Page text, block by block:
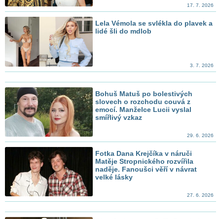
17. 7. 2026
Lela Vémola se svlékla do plavek a
lidé šli do mdlob
3. 7. 2026
Bohuš Matuš po bolestivých
slovech o rozchodu couvá z
emocí. Manželce Lucii vyslal
smířlivý vzkaz
29. 6. 2026
Fotka Dana Krejčíka v náruči
Matěje Stropnického rozvířila
naděje. Fanoušci věří v návrat
velké lásky
27. 6. 2026